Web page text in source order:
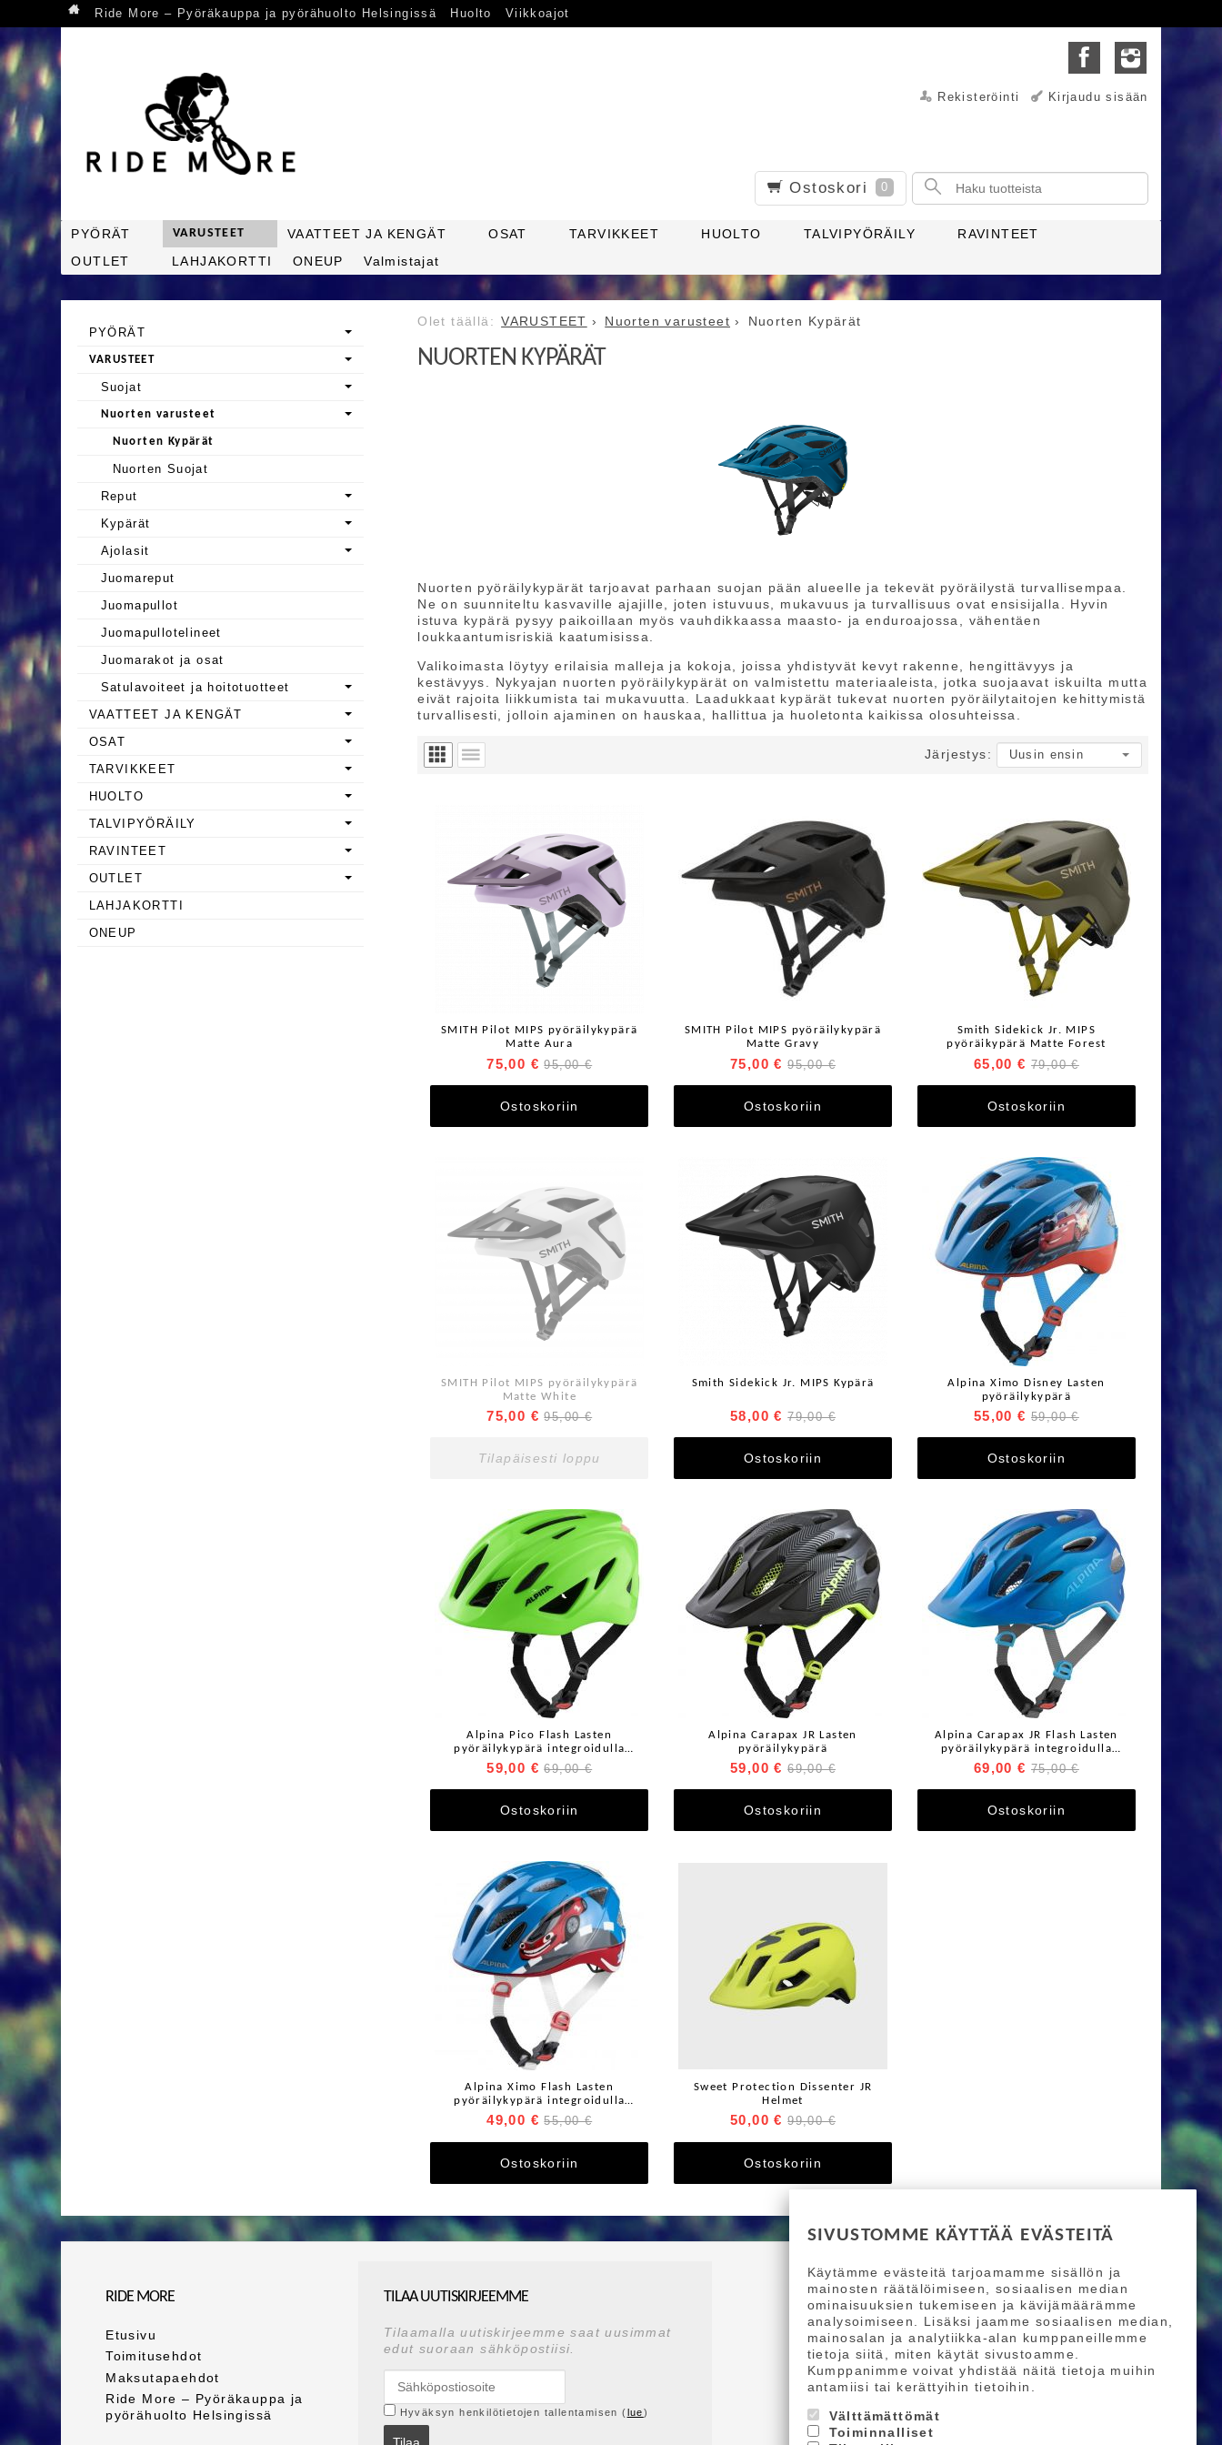
SIVUSTOMME KÄYTTÄÄ EVÄSTEITÄ
Käytämme evästeitä tarjoamamme sisällön ja
mainosten räätälöimiseen, sosiaalisen median
ominaisuuksien tukemiseen ja kävijämäärämme
analysoimiseen. Lisäksi jaamme sosiaalisen median,
mainosalan ja analytiikka-alan kumppaneillemme
tietoja siitä, miten käytät sivustoamme.
Kumppanimme voivat yhdistää näitä tietoja muihin
antamiisi tai kerättyihin tietoihin.
Välttämättömät
Toiminnalliset
Ride More – Pyöräkauppa ja pyörähuolto Helsingissä Huolto Viikkoajot
Rekisteröinti Kirjaudu sisään
Ostoskori 0
PYÖRÄT VARUSTEET VAATTEET JA KENGÄT OSAT TARVIKKEET HUOLTO TALVIPYÖRÄILY
RAVINTEET
OUTLET
LAHJAKORTTI ONEUP Valmistajat
VARUSTEET Nuorten varusteet Nuorten Kypärät
NUORTEN KYPÄRÄT
Nuorten pyöräilykypärät tarjoavat parhaan suojan pään alueelle ja tekevät pyöräilystä turvallisempaa.
Ne on suunniteltu kasvaville ajajille, joten istuvuus, mukavuus ja turvallisuus ovat ensisijalla. Hyvin
istuva kypärä pysyy paikoillaan myös vauhdikkaassa maasto- ja enduroajossa, vähentäen
loukkaantumisriskiä kaatumisissa.
Valikoimasta löytyy erilaisia malleja ja kokoja, joissa yhdistyvät kevyt rakenne, hengittävyys ja
kestävyys. Nykyajan nuorten pyöräilykypärät on valmistettu materiaaleista, jotka suojaavat iskuilta mutta
eivät rajoita liikkumista tai mukavuutta. Laadukkaat kypärät tukevat nuorten pyöräilytaitojen kehittymistä
turvallisesti, jolloin ajaminen on hauskaa, hallittua ja huoletonta kaikissa olosuhteissa.
Järjestys:
SMITH Pilot MIPS pyöräilykypärä
Matte Aura
75,00 € 95,00 €
Ostoskoriin
SMITH Pilot MIPS pyöräilykypärä
Matte Gravy
75,00 € 95,00 €
Ostoskoriin
Smith Sidekick Jr. MIPS
pyöräikypärä Matte Forest
65,00 € 79,00 €
Ostoskoriin
SMITH Pilot MIPS pyöräilykypärä
Matte White
75,00 € 95,00 €
Tilapäisesti loppu
Smith Sidekick Jr. MIPS Kypärä
58,00 € 79,00 €
Ostoskoriin
Alpina Ximo Disney Lasten
pyöräilykypärä
55,00 € 59,00 €
Ostoskoriin
Alpina Pico Flash Lasten
pyöräilykypärä integroidulla
takavalolla
59,00 € 69,00 €
Ostoskoriin
Alpina Carapax JR Lasten
pyöräilykypärä
59,00 € 69,00 €
Ostoskoriin
Alpina Carapax JR Flash Lasten
pyöräilykypärä integroidulla
takavalolla
69,00 € 75,00 €
Ostoskoriin
Alpina Ximo Flash Lasten
pyöräilykypärä integroidulla
takavalolla
49,00 € 55,00 €
Ostoskoriin
Sweet Protection Dissenter JR
Helmet
50,00 € 99,00 €
Ostoskoriin
PYÖRÄT
VARUSTEET
Suojat
Nuorten varusteet
Nuorten Kypärät
Nuorten Suojat
Reput
Kypärät
Ajolasit
Juomareput
Juomapullot
Juomapullotelineet
Juomarakot ja osat
Satulavoiteet ja hoitotuotteet
VAATTEET JA KENGÄT
OSAT
TARVIKKEET
HUOLTO
TALVIPYÖRÄILY
RAVINTEET
OUTLET
LAHJAKORTTI
ONEUP
RIDE MORE
Etusivu
Toimitusehdot
Maksutapaehdot
Ride More – Pyöräkauppa ja
pyörähuolto Helsingissä
TILAA UUTISKIRJEEMME
Tilaamalla uutiskirjeemme saat uusimmat
edut suoraan sähköpostiisi.
Hyväksyn henkilötietojen tallentamisen (lue)
Tilaa